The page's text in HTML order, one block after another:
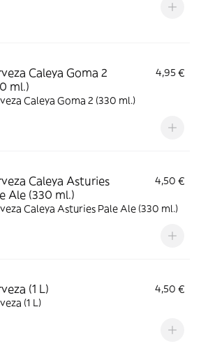
Caleya Goma 2
ml.)
4,95 €
Caleya Goma 2 (330 ml.)
Caleya Asturies
Ale (330 ml.)
4,50 €
Caleya Asturies Pale Ale (330 ml.)
(1 L)
4,50 €
(1 L)